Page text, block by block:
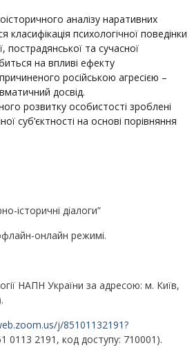
аналізу наративних
класифікація психологічної поведінки
пострадянської та сучасної
на впливі ефекту
російською агресією –
досвід.
розвитку особистості зроблені
суб’єктності на основі порівняння
історичні діалоги”
онлайн режимі.
НАПН України за адресою: м. Київ,
j/85101132191?
0113 2191, код доступу: 710001).